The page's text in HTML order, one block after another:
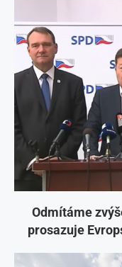
Odmítáme
prosazuje